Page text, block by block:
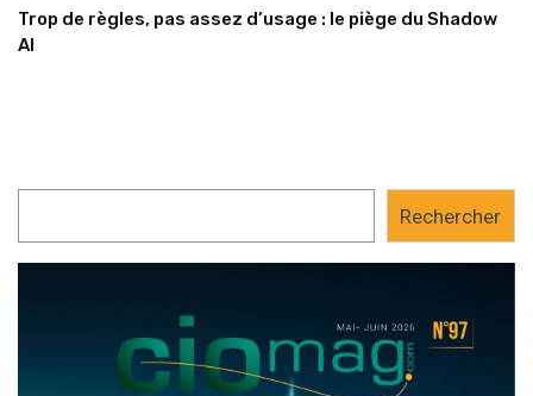
Trop de règles, pas assez d’usage : le piège du Shadow
AI
Rechercher